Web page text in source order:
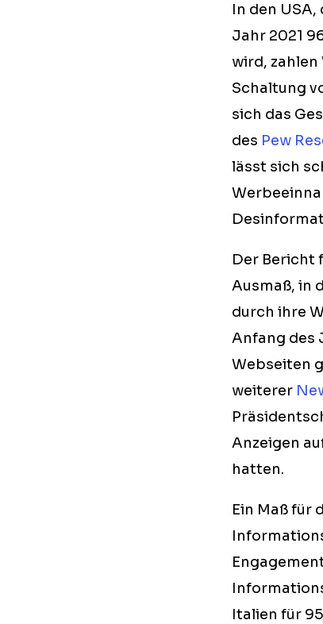
In den
Jahr 2021
wird,
Schaltung
sich das
des Pew
lässt sich
Der Bericht
Ausmaß, in
durch ihre
Anfang des
Webseiten
weiterer
Anzeigen
hatten.
Ein Maß für
Italien für